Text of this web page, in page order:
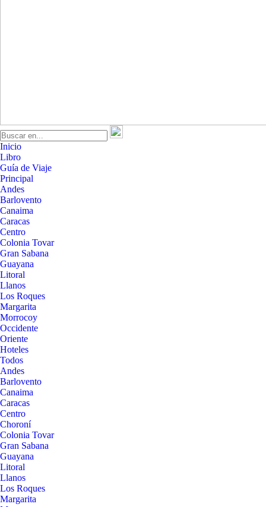
Inicio
Libro
Guía de Viaje
Principal
Andes
Barlovento
Canaima
Caracas
Centro
Colonia Tovar
Gran Sabana
Guayana
Litoral
Llanos
Los Roques
Margarita
Morrocoy
Occidente
Oriente
Hoteles
Todos
Andes
Barlovento
Canaima
Caracas
Centro
Choroní
Colonia Tovar
Gran Sabana
Guayana
Litoral
Llanos
Los Roques
Margarita